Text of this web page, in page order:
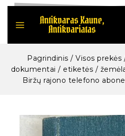
Pagrindinis / Visos prekės
dokumentai / etiketės /
Biržų rajono telefono